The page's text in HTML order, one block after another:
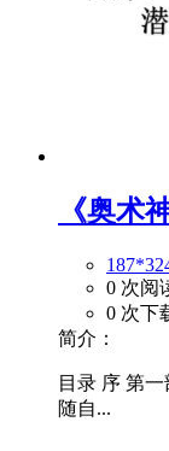
《奥术
0 次阅
0 次下
简介：
目录 序 第
随自...